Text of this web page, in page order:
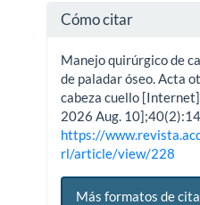
Cómo citar
Manejo quirúrgico de
de paladar óseo. Acta
cabeza cuello
2026 Aug.
https://
rl/article/view/228
Más formatos de